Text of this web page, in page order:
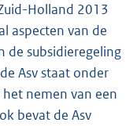
Holland 2013
aspecten van de
de subsidieregeling
Asv staat onder
nemen van een
bevat de Asv